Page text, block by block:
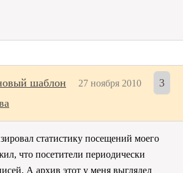
27 ноября 2010 3
шаблон
статистику посещений моего
что посетители периодически
А архив этот у меня выглядел